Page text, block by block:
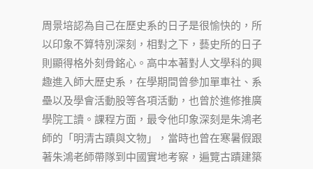
周景培認為自己在歷史系的日子是很愉快的，所
以印象不算特別深刻，相對之下，藝史所的日子
則顯得格外刻骨銘心。高中本著對人文學科的興
趣進入師大歷史系，在學期間曾參加單車社、系
壘以及學會活動股等各項活動，也曾於進修推廣
學院工讀。課程方面，最令他印象深刻是朱鴻老
師的「明清古蹟與文物」，當時也曾在寒暑假跟
著朱鴻老師帶隊到中國實地考察，遍覽古蹟建築